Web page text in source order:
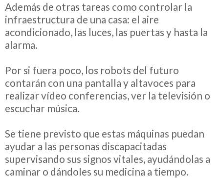
Además de otras tareas como controlar la
infraestructura de una casa: el aire
acondicionado, las luces, las puertas y hasta la
alarma.
Por si fuera poco, los robots del futuro
contarán con una pantalla y altavoces para
realizar vídeo conferencias, ver la televisión o
escuchar música.
Se tiene previsto que estas máquinas puedan
ayudar a las personas discapacitadas
supervisando sus signos vitales, ayudándolas a
caminar o dándoles su medicina a tiempo.